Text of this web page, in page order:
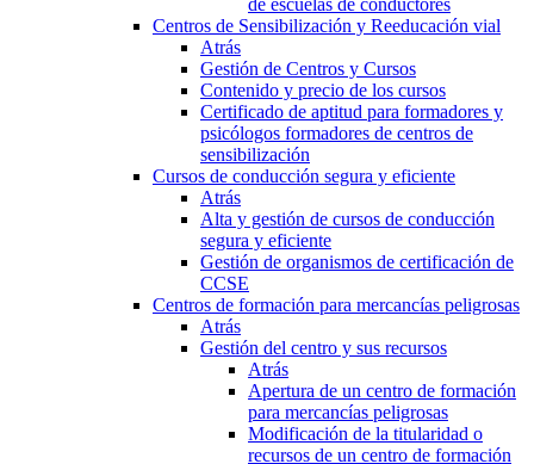
de escuelas de conductores
Centros de Sensibilización y Reeducación vial
Atrás
Gestión de Centros y Cursos
Contenido y precio de los cursos
Certificado de aptitud para formadores y
psicólogos formadores de centros de
sensibilización
Cursos de conducción segura y eficiente
Atrás
Alta y gestión de cursos de conducción
segura y eficiente
Gestión de organismos de certificación de
CCSE
Centros de formación para mercancías peligrosas
Atrás
Gestión del centro y sus recursos
Atrás
Apertura de un centro de formación
para mercancías peligrosas
Modificación de la titularidad o
recursos de un centro de formación